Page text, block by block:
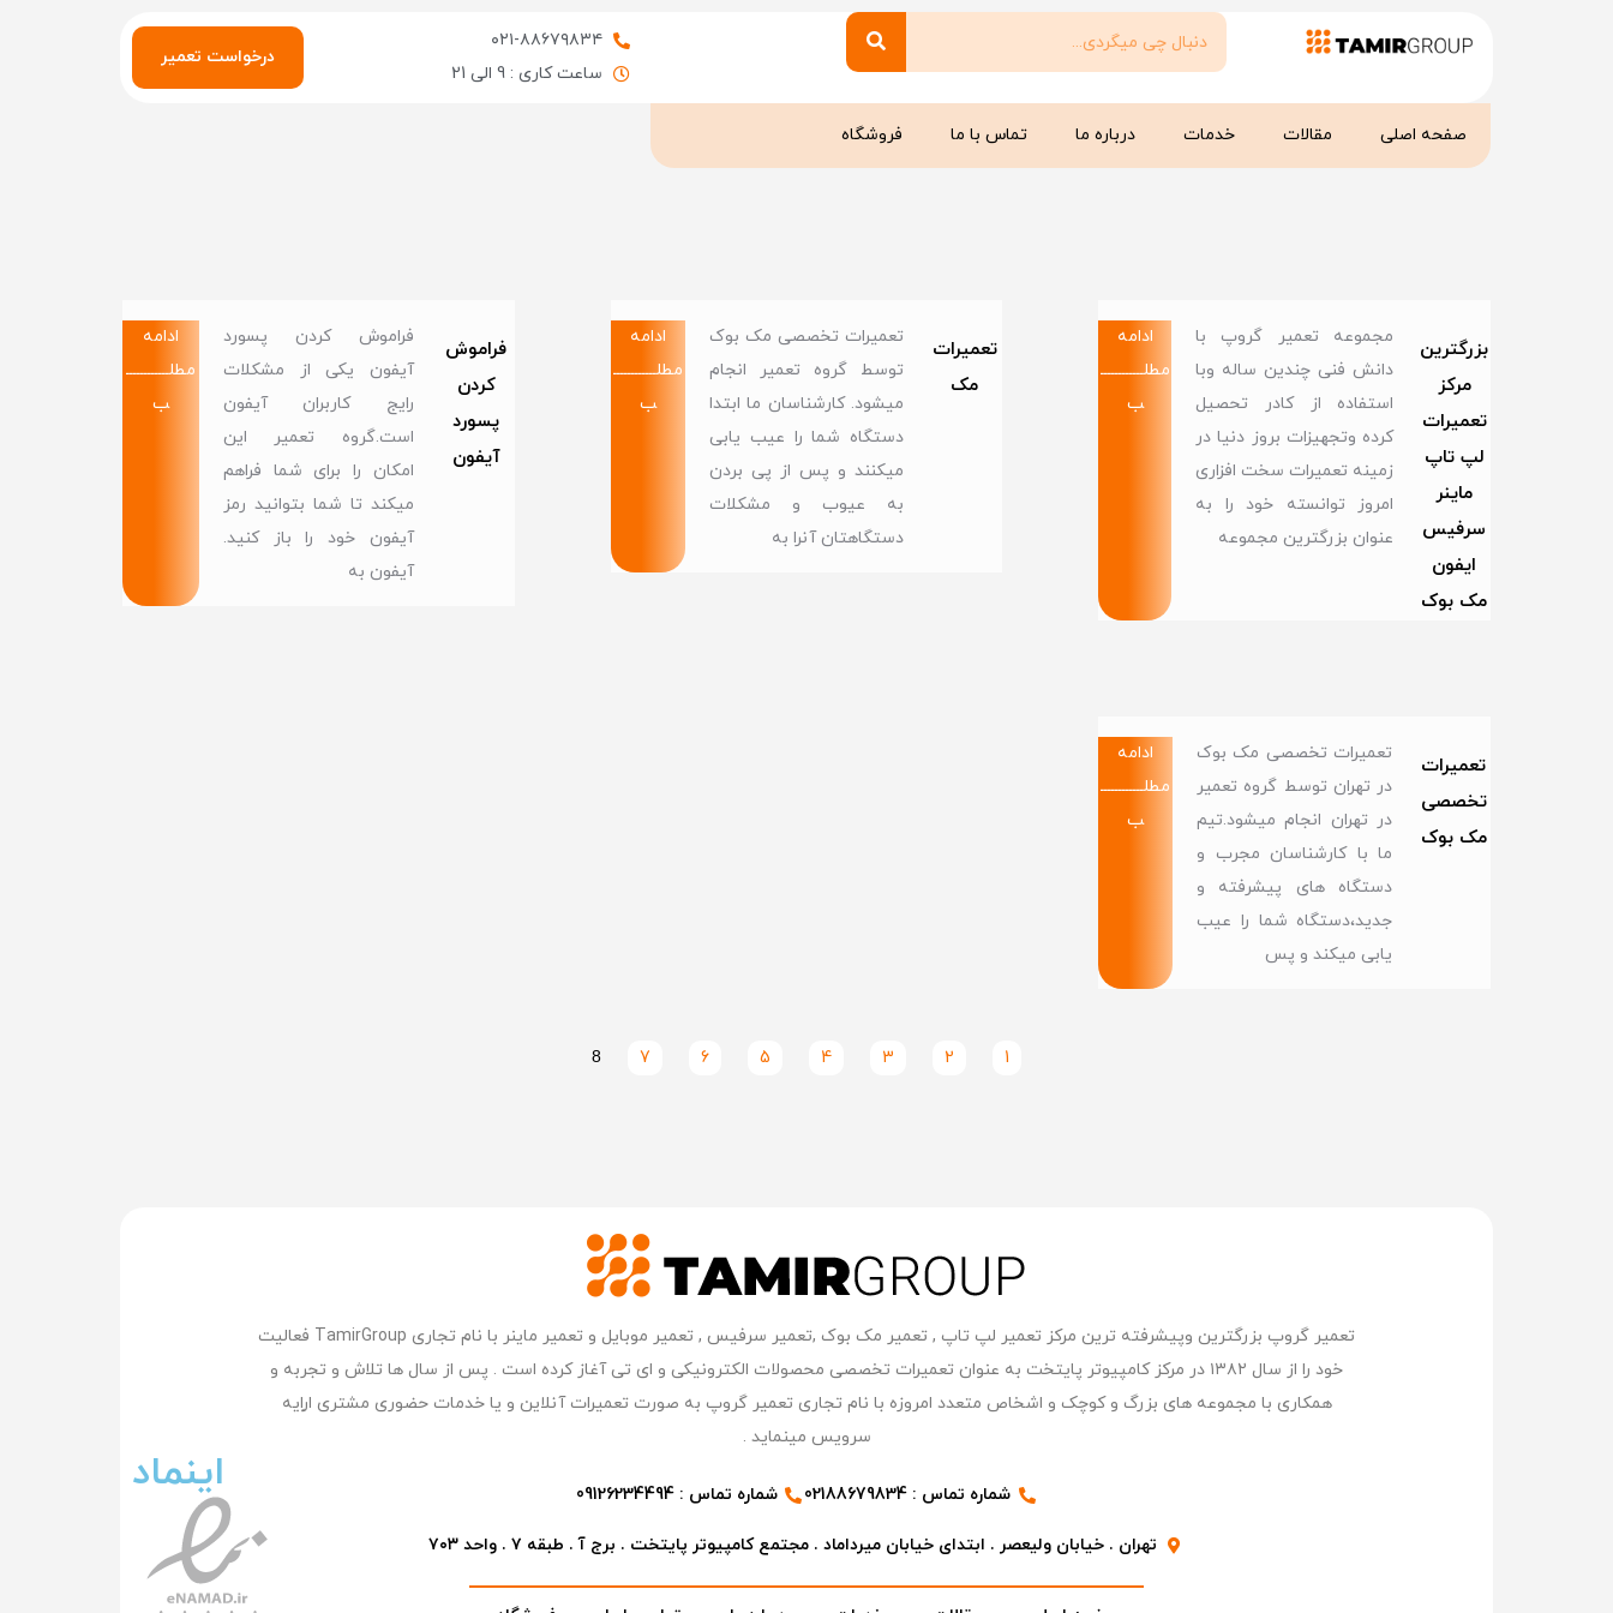
۰۲۱-۸۸۶۷۹۸۳۴
ساعت کاری : 9 الی 21
درخواست تعمیر
صفحه اصلی مقالات خدمات درباره ما تماس با ما فروشگاه
بزرگترین
مرکز
تعمیرات
لپ تاپ
ماینر
سرفیس
ایفون
مک بوک
مجموعه تعمیر گروپ با
دانش فنی چندین ساله وبا
استفاده از کادر تحصیل
کرده وتجهیزات بروز دنیا در
زمینه تعمیرات سخت افزاری
امروز توانسته خود را به
عنوان بزرگترین مجموعه
ادامه
مطلــــــــــــ
ب
تعمیرات
مک
تعمیرات تخصصی مک بوک
توسط گروه تعمیر انجام
میشود. کارشناسان ما ابتدا
دستگاه شما را عیب یابی
میکنند و پس از پی بردن
به عیوب و مشکلات
دستگاهتان آنرا به
ادامه
مطلــــــــــــ
ب
فراموش
کردن
پسورد
آیفون
فراموش کردن پسورد
آیفون یکی از مشکلات
رایج کاربران آیفون
است.گروه تعمیر این
امکان را برای شما فراهم
میکند تا شما بتوانید رمز
آیفون خود را باز کنید.
آیفون به
ادامه
مطلــــــــــــ
ب
تعمیرات
تخصصی
مک بوک
تعمیرات تخصصی مک بوک
در تهران توسط گروه تعمیر
در تهران انجام میشود.تیم
ما با کارشناسان مجرب و
دستگاه های پیشرفته و
جدید،دستگاه شما را عیب
یابی میکند و پس
ادامه
مطلــــــــــــ
ب
1
2
3
4
5
6
7
8
تعمیر گروپ بزرگترین وپیشرفته ترین مرکز تعمیر لپ تاپ , تعمیر مک بوک ,تعمیر سرفیس , تعمیر موبایل و تعمیر ماینر با نام تجاری TamirGroup فعالیت
خود را از سال ۱۳۸۲ در مرکز کامپیوتر پایتخت به عنوان تعمیرات تخصصی محصولات الکترونیکی و ای تی آغاز کرده است . پس از سال ها تلاش و تجربه و
همکاری با مجموعه های بزرگ و کوچک و اشخاص متعدد امروزه با نام تجاری تعمیر گروپ به صورت تعمیرات آنلاین و یا خدمات حضوری مشتری اراِیه
سرویس مینماید .
اینماد شماره تماس : 02188679834 شماره تماس : 09126234494
تهران . خیابان ولیعصر . ابتدای خیابان میرداماد . مجتمع کامپیوتر پایتخت . برج آ . طبقه ۷ . واحد ۷۰۳